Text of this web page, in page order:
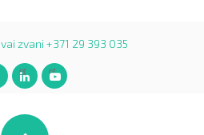
vai zvani +371 29 393 035